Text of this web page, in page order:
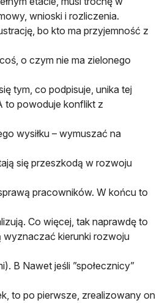
wnioski i rozliczenia.
bo kto ma przyjemność z
o czym nie ma zielonego
tym, co podpisuje, unika tej
to powoduje konflikt z
wysiłku – wymuszać na
się przeszkodą w rozwoju
pracowników. W końcu to
Co więcej, tak naprawdę to
kierunki rozwoju
B Nawet jeśli ”społecznicy”
to po pierwsze, zrealizowany on